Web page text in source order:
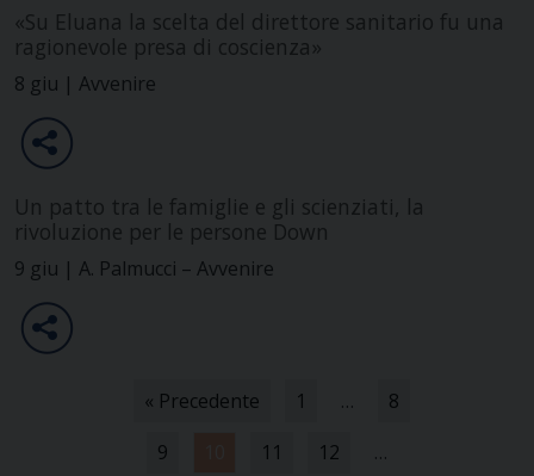
«Su Eluana la scelta del direttore sanitario fu una
ragionevole presa di coscienza»
8 giu | Avvenire
Un patto tra le famiglie e gli scienziati, la
rivoluzione per le persone Down
9 giu | A. Palmucci – Avvenire
« Precedente 1 …
8
9
11 12
…